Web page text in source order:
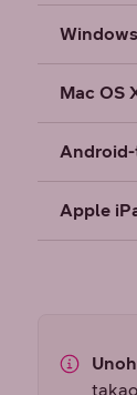
Mac OS
Apple